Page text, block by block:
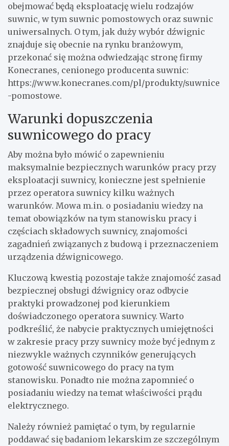
obejmować będą eksploatację wielu rodzajów
suwnic, w tym suwnic pomostowych oraz suwnic
uniwersalnych. O tym, jak duży wybór dźwignic
znajduje się obecnie na rynku branżowym,
przekonać się można odwiedzając stronę firmy
Konecranes, cenionego producenta suwnic:
https://www.konecranes.com/pl/produkty/suwnice
-pomostowe.
Warunki dopuszczenia
suwnicowego do pracy
Aby można było mówić o zapewnieniu
maksymalnie bezpiecznych warunków pracy przy
eksploatacji suwnicy, konieczne jest spełnienie
przez operatora suwnicy kilku ważnych
warunków. Mowa m.in. o posiadaniu wiedzy na
temat obowiązków na tym stanowisku pracy i
częściach składowych suwnicy, znajomości
zagadnień związanych z budową i przeznaczeniem
urządzenia dźwignicowego.
Kluczową kwestią pozostaje także znajomość zasad
bezpiecznej obsługi dźwignicy oraz odbycie
praktyki prowadzonej pod kierunkiem
doświadczonego operatora suwnicy. Warto
podkreślić, że nabycie praktycznych umiejętności
w zakresie pracy przy suwnicy może być jednym z
niezwykle ważnych czynników generujących
gotowość suwnicowego do pracy na tym
stanowisku. Ponadto nie można zapomnieć o
posiadaniu wiedzy na temat właściwości prądu
elektrycznego.
Należy również pamiętać o tym, by regularnie
poddawać się badaniom lekarskim ze szczególnym